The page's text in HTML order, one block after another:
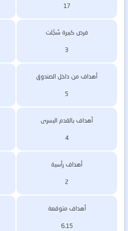
17
فرص كبيرة سُجّلت
3
أهداف من داخل الصندوق
5
أهداف بالقدم اليسرى
4
أهداف رأسية
2
أهداف متوقعة
6.15